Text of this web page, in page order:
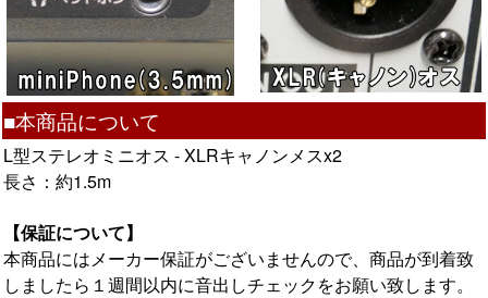
■本商品について
L型ステレオミニオス - XLRキャノンメスx2
長さ：約1.5m
【保証について】
本商品にはメーカー保証がございませんので、商品が到着致
しましたら１週間以内に音出しチェックをお願い致します。